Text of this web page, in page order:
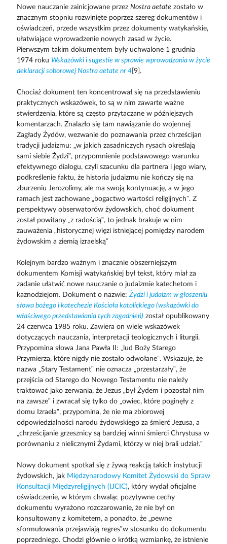
Nowe nauczanie zainicjowane przez Nostra aetate zostało w
znacznym stopniu rozwinięte poprzez szereg dokumentów i
oświadczeń, przede wszystkim przez dokumenty watykańskie,
ułatwiające wprowadzenie nowych zasad w życie.
Pierwszym takim dokumentem były uchwalone 1 grudnia
1974 roku Wskazówki i sugestie w sprawie wprowadzania w życie
deklaracji soborowej Nostra aetate nr 4[9].
Chociaż dokument ten koncentrował się na przedstawieniu
praktycznych wskazówek, to są w nim zawarte ważne
stwierdzenia, które są często przytaczane w późniejszych
komentarzach. Znalazło się tam nawiązanie do wojennej
Zagłady Żydów, wezwanie do poznawania przez chrześcijan
tradycji judaizmu: „w jakich zasadniczych rysach określają
sami siebie Żydzi”, przypomnienie podstawowego warunku
efektywnego dialogu, czyli szacunku dla partnera i jego wiary,
podkreślenie faktu, że historia judaizmu nie kończy się na
zburzeniu Jerozolimy, ale ma swoją kontynuację, a w jego
ramach jest zachowane „bogactwo wartości religijnych”. Z
perspektywy obserwatorów żydowskich, choć dokument
został powitany „z radością”, to jednak brakuje w nim
zauważenia „historycznej więzi istniejącej pomiędzy narodem
żydowskim a ziemią izraelską”
Kolejnym bardzo ważnym i znacznie obszerniejszym
dokumentem Komisji watykańskiej był tekst, który miał za
zadanie ułatwić nowe nauczanie o judaizmie katechetom i
kaznodziejom. Dokument o nazwie: Żydzi i judaizm w głoszeniu
słowa bożego i katechezie Kościoła katolickiego (wskazówki do
właściwego przedstawiania tych zagadnień) został opublikowany
24 czerwca 1985 roku. Zawiera on wiele wskazówek
dotyczących nauczania, interpretacji teologicznych i liturgii.
Przypomina słowa Jana Pawła II: „lud Boży Starego
Przymierza, które nigdy nie zostało odwołane”. Wskazuje, że
nazwa „Stary Testament” nie oznacza „przestarzały”, że
przejścia od Starego do Nowego Testamentu nie należy
traktować jako zerwania, że Jezus „był Żydem i pozostał nim
na zawsze” i zwracał się tylko do „owiec, które poginęły z
domu Izraela”, przypomina, że nie ma zbiorowej
odpowiedzialności narodu żydowskiego za śmierć Jezusa, a
„chrześcijanie grzesznicy są bardziej winni śmierci Chrystusa w
porównaniu z nielicznymi Żydami, którzy w niej brali udział.”
Nowy dokument spotkał się z żywą reakcją takich instytucji
żydowskich, jak Międzynarodowy Komitet Żydowski do Spraw
Konsultacji Międzyreligijnych (IJCIC), który wydał oficjalne
oświadczenie, w którym chwaląc pozytywne cechy
dokumentu wyrażono rozczarowanie, że nie był on
konsultowany z komitetem, a ponadto, że „pewne
sformułowania przejawiają regres”w stosunku do dokumentu
poprzedniego. Chodzi głównie o krótką wzmiankę, że istnienie